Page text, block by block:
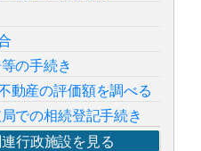
の手続き
動産の評価額を調べる
での相続登記手続き
行政施設を見る